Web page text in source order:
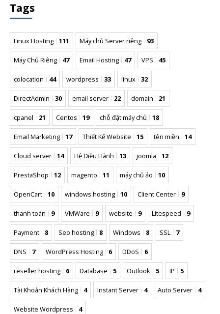
Tags
Linux Hosting 111 Máy chủ Server riêng 93
Máy Chủ Riêng 47 Email Hosting 47 VPS 45
colocation 44 wordpress 33 linux 32
DirectAdmin 30 email server 22 domain 21
cpanel 21 Centos 19 chỗ đặt máy chủ 18
Email Marketing 17 Thiết Kế Website 15 tên miền 14
Cloud server 14 Hệ Điều Hành 13 joomla 12
PrestaShop 12 magento 11 máy chủ ảo 10
OpenCart 10 windows hosting 10 Client Center 9
thanh toán 9 VMWare 9 website 9 Litespeed 9
Payment 8 Seo hosting 8 Windows 8 SSL 7
DNS 7 WordPress Hosting 6 DDoS 6
reseller hosting 6 Database 5 Outlook 5 IP 5
Tài Khoản Khách Hàng 4 Instant Server 4 Auto Server 4
Website Wordpress 4